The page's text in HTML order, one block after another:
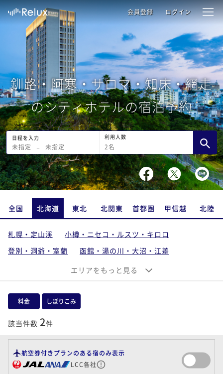
会員登録 ログイン
釧路・阿寒・サロマ・知床・網走
のシティホテルの宿泊予約
日程を入力
未指定 − 未指定
利用人数
2名
全国 北海道 東北 北関東 首都圏 甲信越 北陸
札幌・定山渓
小樽・ニセコ・ルスツ・キロロ
登別・洞爺・室蘭
函館・湯の川・大沼・江差
稚内・旭川・富良野・トマム
支笏湖・千歳・苫小牧・石狩・空知
帯広・十勝川・日高
エリアをもっと見る
料金 しぼりこみ
該当件数 2件
航空券付きプランのある宿のみ表示
LCC各社